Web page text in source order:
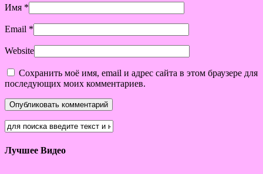
Имя *
Email *
Website
Сохранить моё имя, email и адрес сайта в этом браузере для
последующих моих комментариев.
Лучшее Видео